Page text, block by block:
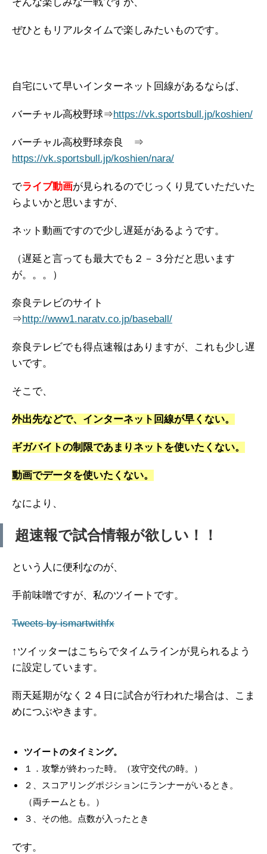
そんな楽しみな一戦ですが、
ぜひともリアルタイムで楽しみたいものです。
自宅にいて早いインターネット回線があるならば、
バーチャル高校野球⇒https://vk.sportsbull.jp/koshien/
バーチャル高校野球奈良 ⇒
https://vk.sportsbull.jp/koshien/nara/
でライブ動画が見られるのでじっくり見ていただいた
らよいかと思いますが、
ネット動画ですので少し遅延があるようです。
（遅延と言っても最大でも２－３分だと思います
が。。。）
奈良テレビのサイト
⇒http://www1.naratv.co.jp/baseball/
奈良テレビでも得点速報はありますが、これも少し遅
いです。
そこで、
外出先などで、インターネット回線が早くない。
ギガバイトの制限であまりネットを使いたくない。
動画でデータを使いたくない。
なにより、
超速報で試合情報が欲しい！！
という人に便利なのが、
手前味噌ですが、私のツイートです。
Tweets by ismartwithfx
↑ツイッターはこちらでタイムラインが見られるよう
に設定しています。
雨天延期がなく２４日に試合が行われた場合は、こま
めにつぶやきます。
ツイートのタイミング。
１．攻撃が終わった時。（攻守交代の時。）
２、スコアリングポジションにランナーがいるとき。
（両チームとも。）
３、その他。点数が入ったとき
です。